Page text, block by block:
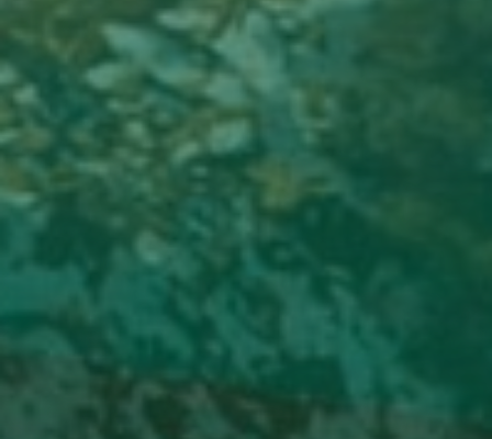
ФОТОКНИГА
Лучшие кадры из экспедиции Greenfield с блогерами